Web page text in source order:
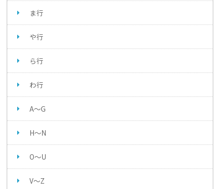
ま行
や行
ら行
わ行
A～G
H～N
O～U
V～Z